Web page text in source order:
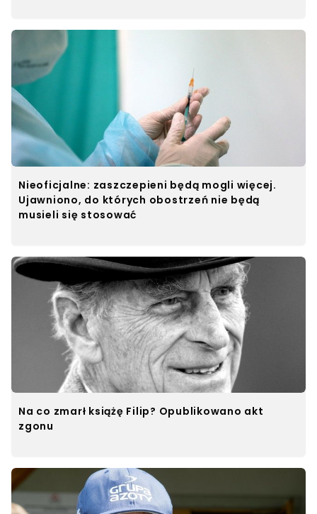
Nieoficjalne: zaszczepieni będą mogli więcej.
Ujawniono, do których obostrzeń nie będą
musieli się stosować
Na co zmarł książę Filip? Opublikowano akt
zgonu